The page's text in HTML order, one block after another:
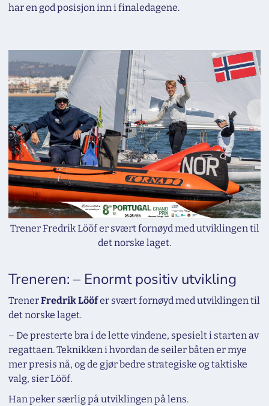
har en god posisjon inn i finaledagene.
Trener Fredrik Lööf er svært fornøyd med utviklingen til
det norske laget.
Treneren: – Enormt positiv utvikling
TrenerFredrik Lööfer svært fornøyd med utviklingen til
det norske laget.
– De presterte bra i de lette vindene, spesielt i starten av
regattaen. Teknikken i hvordan de seiler båten er mye
mer presis nå, og de gjør bedre strategiske og taktiske
valg, sier Lööf.
Han peker særlig på utviklingen på lens.